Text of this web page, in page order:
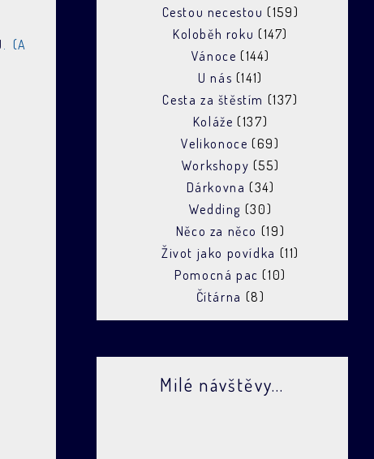
. (A
Cestou necestou (159)
Koloběh roku (147)
Vánoce (144)
U nás (141)
Cesta za štěstím (137)
Koláže (137)
Velikonoce (69)
Workshopy (55)
Dárkovna (34)
Wedding (30)
Něco za něco (19)
Život jako povídka (11)
Pomocná pac (10)
Čítárna (8)
Milé návštěvy...